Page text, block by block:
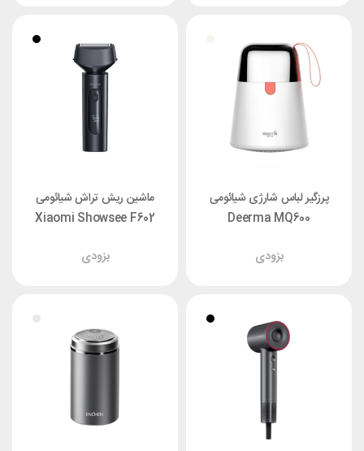
پرزگیر لباس شارژی شیائومی
Deerma MQ600
بزودی
ماشین ریش تراش شیائومی
Xiaomi Showsee F602
بزودی